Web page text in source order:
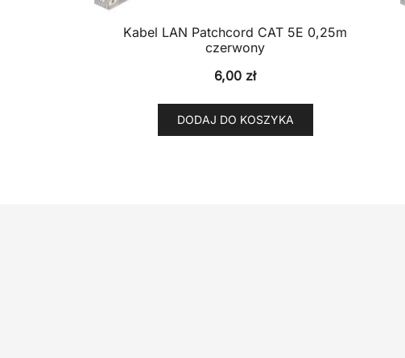
Kabel LAN Patchcord CAT 5E 0,25m
czerwony
6,00 zł
DODAJ DO KOSZYKA